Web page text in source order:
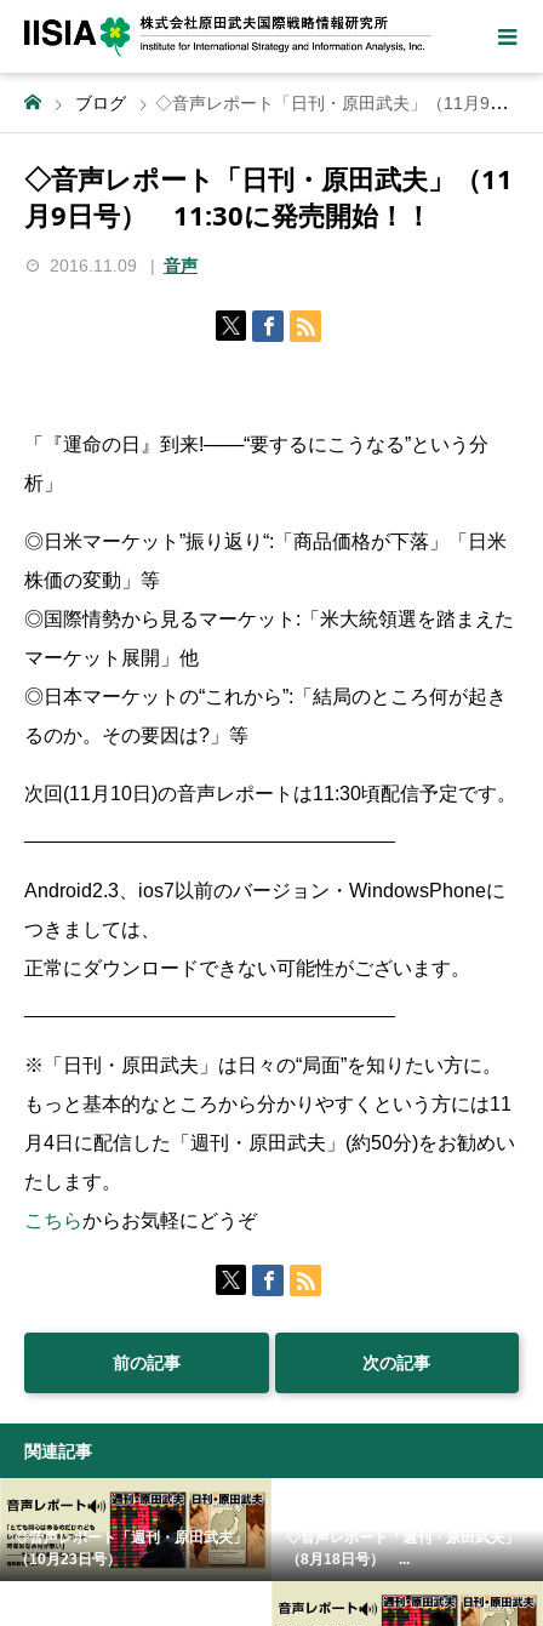
ブログ ◇音声レポート「日刊・原田武夫」（11月9日号） 11:30に発売開始！！
◇音声レポート「日刊・原田武夫」（11
月9日号） 11:30に発売開始！！
2016.11.09 音声
「『運命の日』到来!───“要するにこうなる”という分
析」
◎日米マーケット”振り返り“:「商品価格が下落」「日米
株価の変動」等
◎国際情勢から見るマーケット:「米大統領選を踏まえた
マーケット展開」他
◎日本マーケットの“これから”:「結局のところ何が起き
るのか。その要因は?」等
次回(11月10日)の音声レポートは11:30頃配信予定です。
Android2.3、ios7以前のバージョン・WindowsPhoneに
つきましては、
正常にダウンロードできない可能性がございます。
※「日刊・原田武夫」は日々の“局面”を知りたい方に。
もっと基本的なところから分かりやすくという方には11
月4日に配信した「週刊・原田武夫」(約50分)をお勧めい
たします。
こちらからお気軽にどうぞ
前の記事 次の記事
関連記事
◇音声レポート「週刊・原田武夫」
（10月23日号）
◇音声レポート「週刊・原田武夫」
（8月18日号） ...